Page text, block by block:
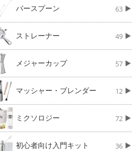
バースプーン 63
ストレーナー 49
メジャーカップ 57
マッシャー・ブレンダー 12
ミクソロジー 72
初心者向け入門キット 36